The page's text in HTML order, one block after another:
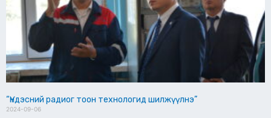
“Үндэсний радиог тоон технологид шилжүүлнэ”
2024-09-06